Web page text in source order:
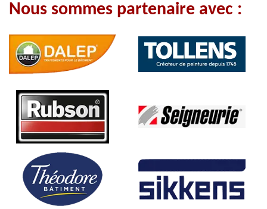
Nous sommes partenaire avec :